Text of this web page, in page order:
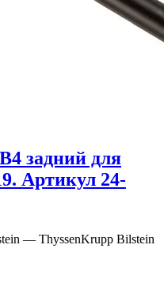
задний для
Артикул 24-
— ThyssenKrupp Bilstein